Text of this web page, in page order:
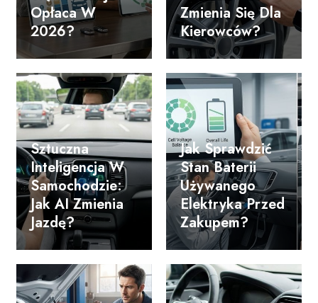
Opłaca W
2026?
Zmienia Się Dla
Kierowców?
Sztuczna
Inteligencja W
Samochodzie:
Jak AI Zmienia
Jazdę?
Jak Sprawdzić
Stan Baterii
Używanego
Elektryka Przed
Zakupem?